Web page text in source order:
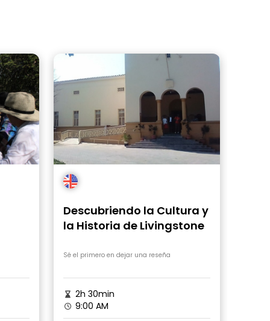
Descubriendo la Cultura y
la Historia de Livingstone
Sé el primero en dejar una reseña
2h 30min
9:00 AM